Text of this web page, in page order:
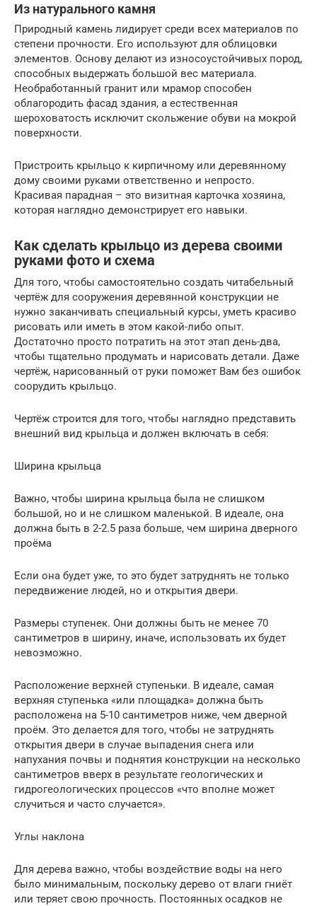
Из натурального камня
Природный камень лидирует среди всех материалов по
степени прочности. Его используют для облицовки
элементов. Основу делают из износоустойчивых пород,
способных выдержать большой вес материала.
Необработанный гранит или мрамор способен
облагородить фасад здания, а естественная
шероховатость исключит скольжение обуви на мокрой
поверхности.
Пристроить крыльцо к кирпичному или деревянному
дому своими руками ответственно и непросто.
Красивая парадная – это визитная карточка хозяина,
которая наглядно демонстрирует его навыки.
Как сделать крыльцо из дерева своими
руками фото и схема
Для того, чтобы самостоятельно создать читабельный
чертёж для сооружения деревянной конструкции не
нужно заканчивать специальный курсы, уметь красиво
рисовать или иметь в этом какой-либо опыт.
Достаточно просто потратить на этот этап день-два,
чтобы тщательно продумать и нарисовать детали. Даже
чертёж, нарисованный от руки поможет Вам без ошибок
соорудить крыльцо.
Чертёж строится для того, чтобы наглядно представить
внешний вид крыльца и должен включать в себя:
Ширина крыльца
Важно, чтобы ширина крыльца была не слишком
большой, но и не слишком маленькой. В идеале, она
должна быть в 2-2.5 раза больше, чем ширина дверного
проёма
Если она будет уже, то это будет затруднять не только
передвижение людей, но и открытия двери.
Размеры ступенек. Они должны быть не менее 70
сантиметров в ширину, иначе, использовать их будет
невозможно.
Расположение верхней ступеньки. В идеале, самая
верхняя ступенька «или площадка» должна быть
расположена на 5-10 сантиметров ниже, чем дверной
проём. Это делается для того, чтобы не затруднять
открытия двери в случае выпадения снега или
напухания почвы и поднятия конструкции на несколько
сантиметров вверх в результате геологических и
гидрогеологических процессов «что вполне может
случиться и часто случается».
Углы наклона
Для дерева важно, чтобы воздействие воды на него
было минимальным, поскольку дерево от влаги гниёт
или теряет свою прочность. Постоянных осадков не